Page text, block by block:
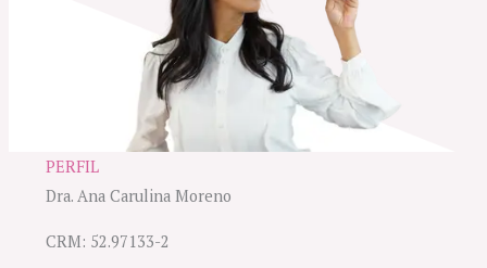
PERFIL
Dra. Ana Carulina Moreno
CRM: 52.97133-2